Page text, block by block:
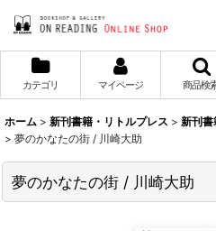
カテゴリ マイページ 商品検
ホーム > 新刊書籍・リトルプレス > 新刊書
> 夢のかなたの街 / 川崎大助
夢のかなたの街 / 川崎大助